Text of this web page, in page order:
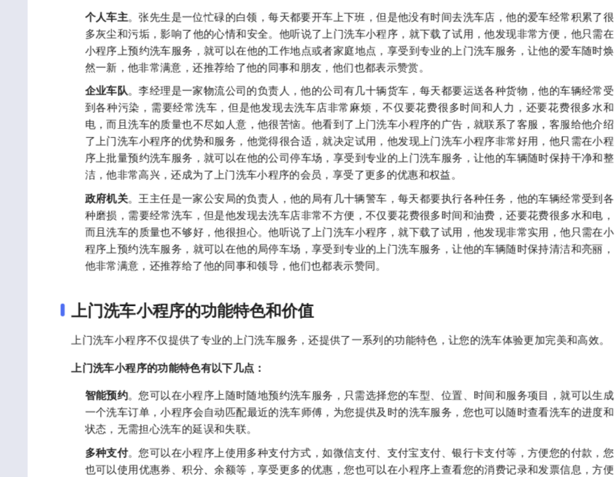
个人车主。张先生是一位忙碌的白领，每天都要开车上下班，但是他没有时间去洗车店，他的爱车经常积累了很
多灰尘和污垢，影响了他的心情和安全。他听说了上门洗车小程序，就下载了试用，他发现非常方便，他只需在
小程序上预约洗车服务，就可以在他的工作地点或者家庭地点，享受到专业的上门洗车服务，让他的爱车随时焕
然一新，他非常满意，还推荐给了他的同事和朋友，他们也都表示赞赏。
企业车队。李经理是一家物流公司的负责人，他的公司有几十辆货车，每天都要运送各种货物，他的车辆经常受
到各种污染，需要经常洗车，但是他发现去洗车店非常麻烦，不仅要花费很多时间和人力，还要花费很多水和
电，而且洗车的质量也不尽如人意，他很苦恼。他看到了上门洗车小程序的广告，就联系了客服，客服给他介绍
了上门洗车小程序的优势和服务，他觉得很合适，就决定试用，他发现上门洗车小程序非常好用，他只需在小程
序上批量预约洗车服务，就可以在他的公司停车场，享受到专业的上门洗车服务，让他的车辆随时保持干净和整
洁，他非常高兴，还成为了上门洗车小程序的会员，享受了更多的优惠和权益。
政府机关。王主任是一家公安局的负责人，他的局有几十辆警车，每天都要执行各种任务，他的车辆经常受到各
种磨损，需要经常洗车，但是他发现去洗车店非常不方便，不仅要花费很多时间和油费，还要花费很多水和电，
而且洗车的质量也不够好，他很担心。他听说了上门洗车小程序，就下载了试用，他发现非常实用，他只需在小
程序上预约洗车服务，就可以在他的局停车场，享受到专业的上门洗车服务，让他的车辆随时保持清洁和亮丽，
他非常满意，还推荐给了他的同事和领导，他们也都表示赞同。
上门洗车小程序的功能特色和价值
上门洗车小程序不仅提供了专业的上门洗车服务，还提供了一系列的功能特色，让您的洗车体验更加完美和高效。
上门洗车小程序的功能特色有以下几点：
智能预约。您可以在小程序上随时随地预约洗车服务，只需选择您的车型、位置、时间和服务项目，就可以生成
一个洗车订单，小程序会自动匹配最近的洗车师傅，为您提供及时的洗车服务，您也可以随时查看洗车的进度和
状态，无需担心洗车的延误和失联。
多种支付。您可以在小程序上使用多种支付方式，如微信支付、支付宝支付、银行卡支付等，方便您的付款，您
也可以使用优惠券、积分、余额等，享受更多的优惠，您也可以在小程序上查看您的消费记录和发票信息，方便